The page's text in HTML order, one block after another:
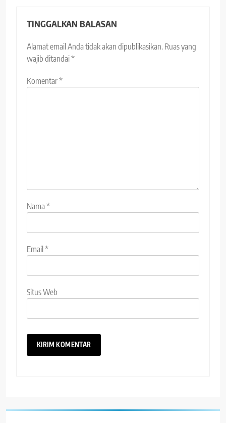
TINGGALKAN BALASAN
Alamat email Anda tidak akan dipublikasikan. Ruas yang
wajib ditandai*
Komentar*
Nama*
Email*
Situs Web